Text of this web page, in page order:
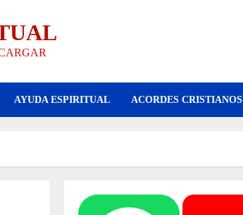
AYUDA ESPIRITUAL ACORDES CRISTIANOS